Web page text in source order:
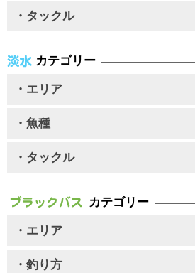
・タックル
カテゴリー
・エリア
・魚種
・タックル
カテゴリー
・エリア
・釣り方